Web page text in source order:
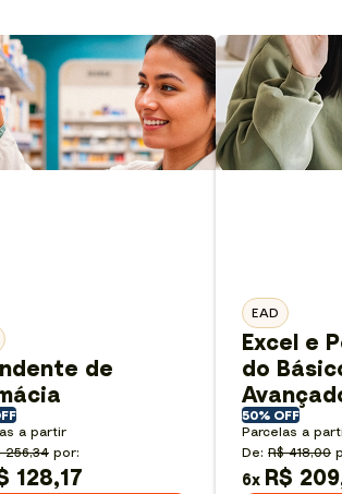
de
a partir
256,34 por:
128,17
EAD
Excel e
do
50% OFF
Parcelas a
De: R$ 418,00
6x R$